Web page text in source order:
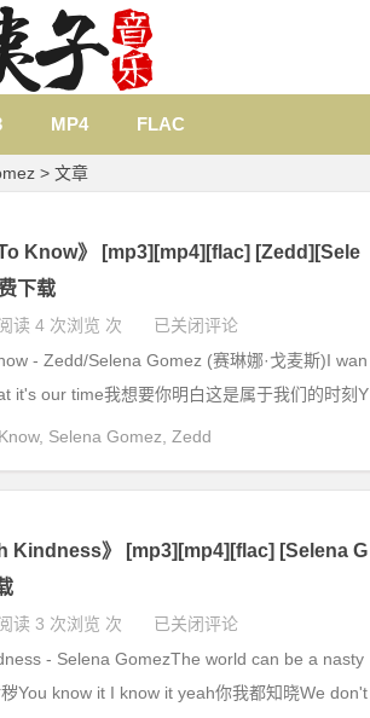
MP4 FLAC
> 文章
To Know》 [mp3][mp4][flac] [Zedd][Sele
下载
读 4 次浏览 次 已关闭评论
- Zedd/Selena Gomez (赛琳娜·戈麦斯)I wan
it's our time我想要你明白这是属于我们的时刻Y
, Selena Gomez Zedd
Kindness》 [mp3][mp4][flac] [Selena G
读 3 次浏览 次 已关闭评论
- Selena GomezThe world can be a nasty
You know it I know it yeah你我都知晓We don't